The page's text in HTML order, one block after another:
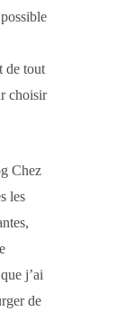
de tout
choisir
Chez
les
j’ai
de